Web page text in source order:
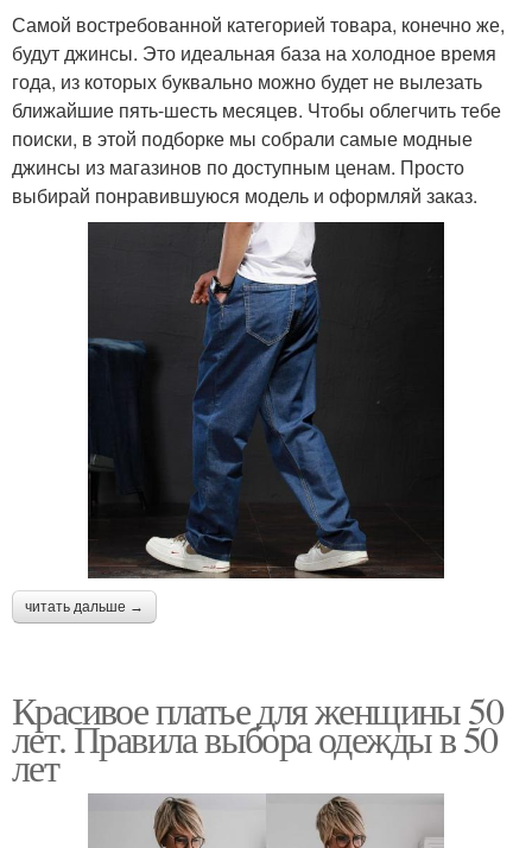
Самой востребованной категорией товара, конечно же,
будут джинсы. Это идеальная база на холодное время
года, из которых буквально можно будет не вылезать
ближайшие пять-шесть месяцев. Чтобы облегчить тебе
поиски, в этой подборке мы собрали самые модные
джинсы из магазинов по доступным ценам. Просто
выбирай понравившуюся модель и оформляй заказ.
читать дальше →
Красивое платье для женщины 50
лет. Правила выбора одежды в 50
лет